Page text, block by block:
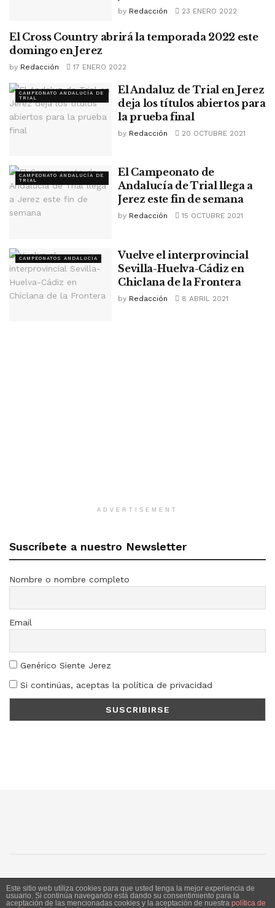
by Redacción 23 ENERO 2022
CROSS COUNTRY
El Cross Country abrirá la temporada 2022 este
domingo en Jerez
by Redacción 17 ENERO 2022
CAMPEONATO ANDALUCÍA DE
TRIAL
El Andaluz de Trial en Jerez
deja los títulos abiertos para
la prueba final
by Redacción 20 OCTUBRE 2021
CAMPEONATO ANDALUCÍA DE
TRIAL
El Campeonato de
Andalucía de Trial llega a
Jerez este fin de semana
by Redacción 15 OCTUBRE 2021
CAMPEONATOS ANDALUCÍA
Vuelve el interprovincial
Sevilla-Huelva-Cádiz en
Chiclana de la Frontera
by Redacción 8 ABRIL 2021
ADVERTISEMENT
Suscríbete a nuestro Newsletter
Nombre o nombre completo
Email
Genérico Siente Jerez
Si continúas, aceptas la política de privacidad
Siente Jerez 2020. Publicación bajo licencia CC
Este sitio web utiliza cookies para que usted tenga la mejor experiencia de
usuario. Si continúa navegando está dando su consentimiento para la
aceptación de las mencionadas cookies y la aceptación de nuestra política de